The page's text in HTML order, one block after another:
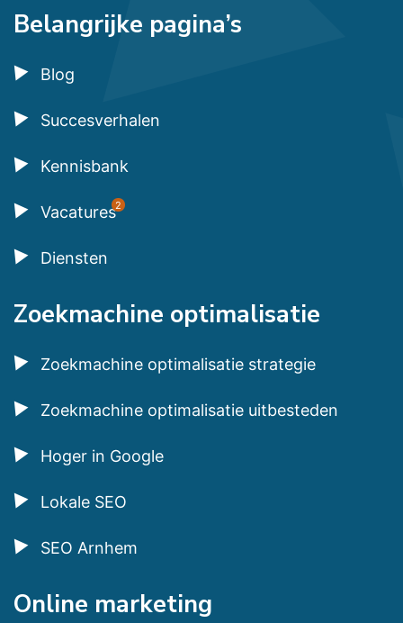
Belangrijke pagina’s
Blog
Succesverhalen
Kennisbank
Vacatures2
Diensten
Zoekmachine optimalisatie
Zoekmachine optimalisatie strategie
Zoekmachine optimalisatie uitbesteden
Hoger in Google
Lokale SEO
SEO Arnhem
Online marketing